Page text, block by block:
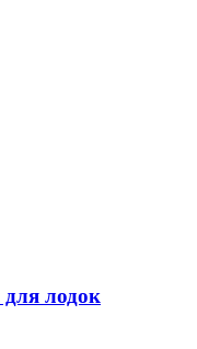
лодок